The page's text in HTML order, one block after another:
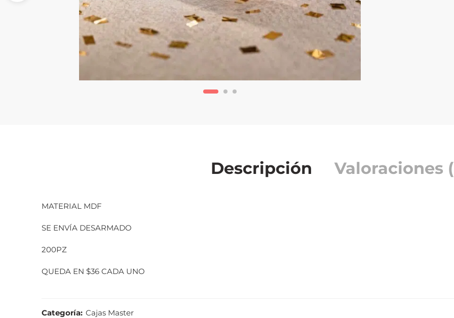
Descripción Valoraciones
MATERIAL MDF
SE ENVÍA DESARMADO
200PZ
QUEDA EN $36 CADA UNO
Categoría: Cajas Master